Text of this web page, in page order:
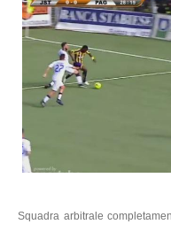
Squadra arbitrale